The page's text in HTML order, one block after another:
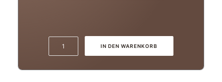
Merlot
trocken
IN DEN WARENKORB